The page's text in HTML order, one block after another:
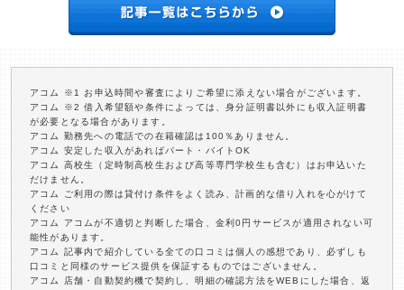
アコム ※1 お申込時間や審査によりご希望に添えない場合がございます。
アコム ※2 借入希望額や条件によっては、身分証明書以外にも収入証明書
が必要となる場合があります。
アコム 勤務先への電話での在籍確認は100％ありません。
アコム 安定した収入があればパート・バイトOK
アコム 高校生（定時制高校生および高等専門学校生も含む）はお申込いた
だけません。
アコム ご利用の際は貸付け条件をよく読み、計画的な借り入れを心がけて
ください
アコム アコムが不適切と判断した場合、金利0円サービスが適用されない可
能性があります。
アコム 記事内で紹介している全ての口コミは個人の感想であり、必ずしも
口コミと同様のサービス提供を保証するものではございません。
アコム 店舗・自動契約機で契約し、明細の確認方法をWEBにした場合、返